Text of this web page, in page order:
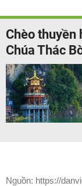
Chèo thuyền
Chúa Thác
Nguồn: https://